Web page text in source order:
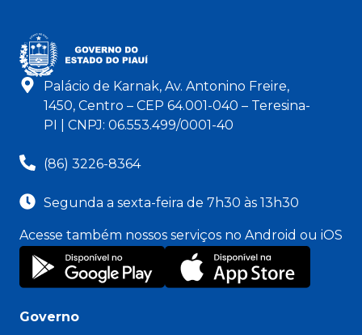
Palácio de Karnak, Av. Antonino Freire,
1450, Centro – CEP 64.001-040 – Teresina-
PI | CNPJ: 06.553.499/0001-40
(86) 3226-8364
Segunda a sexta-feira de 7h30 às 13h30
Acesse também nossos serviços no Android ou iOS
Governo